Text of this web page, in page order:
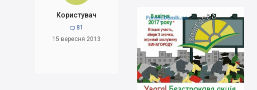
Користувач
 81
15 вересня 2013